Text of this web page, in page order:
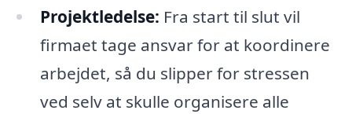
Projektledelse: Fra start til slut vil
firmaet tage ansvar for at koordinere
arbejdet, så du slipper for stressen
ved selv at skulle organisere alle